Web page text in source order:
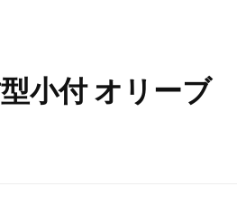
中川政七商店のものづくり
小付 オリーブ